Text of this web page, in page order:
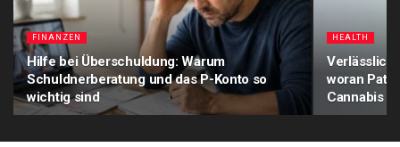
FINANZEN
Hilfe bei Überschuldung: Warum
Schuldnerberatung und das P-Konto so
wichtig sind
HEALTH
woran
Cannabis